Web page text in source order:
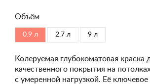
Объём
0.9 л 2.7 л 9 л
Колеруемая глубокоматовая краска
качественного покрытия на
с умеренной нагрузкой. Её